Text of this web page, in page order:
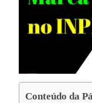
Conteúdo da